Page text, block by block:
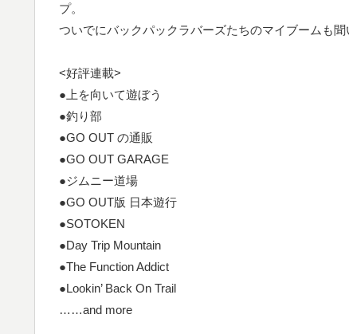
プ。
ついでにバックパックラバーズたちのマイブームも
<好評連載>
●上を向いて遊ぼう
●釣り部
●GO OUT の通販
●GO OUT GARAGE
●ジムニー道場
●GO OUT版 日本遊行
●SOTOKEN
●Day Trip Mountain
●The Function Addict
●Lookin’ Back On Trail
……and more